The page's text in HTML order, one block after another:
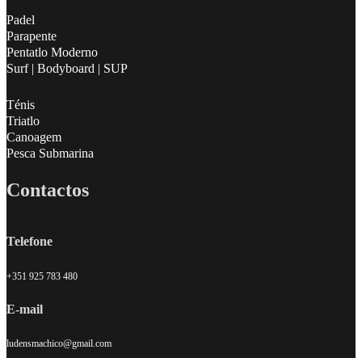
Padel
Parapente
Pentatlo Moderno
Surf | Bodyboard | SUP
Ténis
Triatlo
Canoagem
Pesca Submarina
Contactos
Telefone
+351 925 783 480
E-mail
ludensmachico@gmail.com